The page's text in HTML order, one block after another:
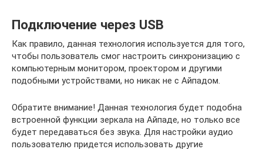
Подключение через USB
Как правило, данная технология используется для того,
чтобы пользователь смог настроить синхронизацию с
компьютерным монитором, проектором и другими
подобными устройствами, но никак не с Айпадом.
Обратите внимание! Данная технология будет подобна
встроенной функции зеркала на Айпаде, но только все
будет передаваться без звука. Для настройки аудио
пользователю придется использовать другие